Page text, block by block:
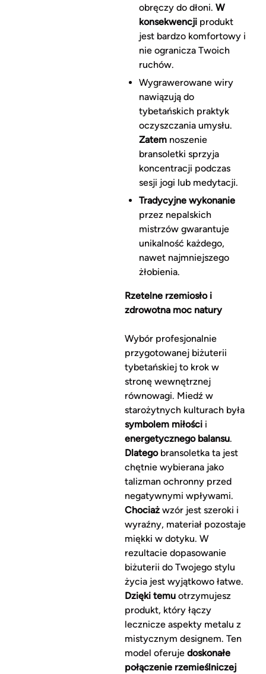
obręczy do dłoni. W
konsekwencjiprodukt
jest bardzo komfortowy i
nie ogranicza Twoich
ruchów.
Wygrawerowane wiry
nawiązują do
tybetańskich praktyk
oczyszczania umysłu.
Zatemnoszenie
bransoletki sprzyja
koncentracji podczas
sesji jogi lub medytacji.
Tradycyjne wykonanie
przez nepalskich
mistrzów gwarantuje
unikalność każdego,
nawet najmniejszego
żłobienia.
Rzetelne rzemiosło i
zdrowotna moc natury
Wybór profesjonalnie
przygotowanej biżuterii
tybetańskiej to krok w
stronę wewnętrznej
równowagi. Miedź w
starożytnych kulturach była
symbolem miłościi
energetycznego balansu.
Dlategobransoletka ta jest
chętnie wybierana jako
talizman ochronny przed
negatywnymi wpływami.
Chociażwzór jest szeroki i
wyraźny, materiał pozostaje
miękki w dotyku. W
rezultacie dopasowanie
biżuterii do Twojego stylu
życia jest wyjątkowo łatwe.
Dzięki temuotrzymujesz
produkt, który łączy
lecznicze aspekty metalu z
mistycznym designem. Ten
model oferuje doskonałe
połączenie rzemieślniczej